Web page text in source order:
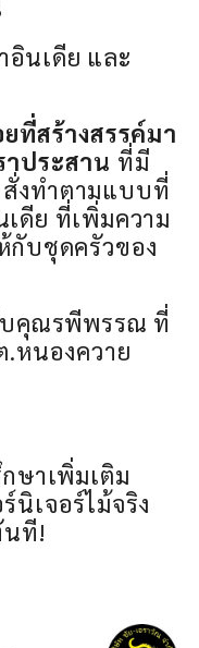
นเดีย และ
ที่สร้างสรรค์มา
ประสาน ที่มี
งทำตามแบบที่
ดีย ที่เพิ่มความ
กับชุดครัวของ
บคุณรพีพรรณ ที่
หนองควาย
ษาเพิ่มเติม
เจอร์ไม้จริง
นที!